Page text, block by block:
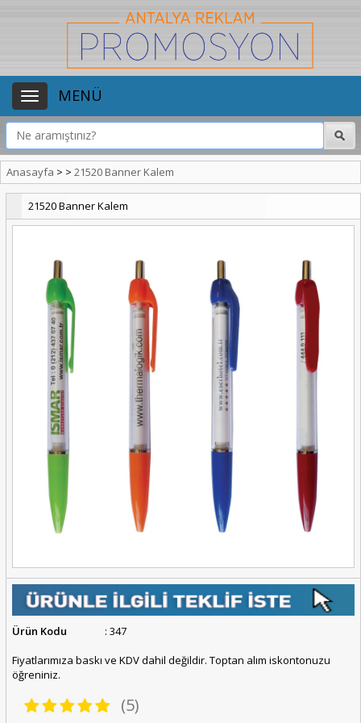
MENÜ
Anasayfa > > 21520 Banner Kalem
21520 Banner Kalem
Ürün Kodu
: 347
Fiyatlarımıza baskı ve KDV dahil değildir. Toptan alım iskontonuzu
öğreniniz.
(5)